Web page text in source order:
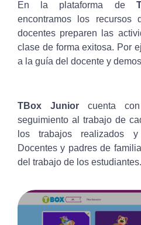
En la plataforma de
encontramos los recursos
docentes preparen las
clase de forma exitosa. Por
a la guía del docente y
TBox Juniorcuenta con
seguimiento al trabajo de
los trabajos realizados
Docentes y padres de
del trabajo de los estudiantes.